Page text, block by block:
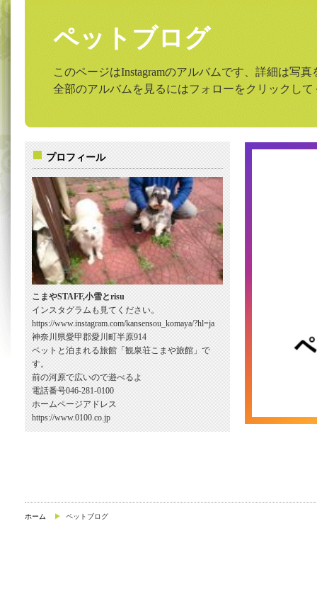
ペットブログ
このページはInstagramのアルバムです、詳細は写
全部のアルバムを見るにはフォローをクリックして
プロフィール
こまやSTAFF,小雪とrisu
インスタグラムも見てください。
https://www.instagram.com/kansensou_komaya/?hl=ja
神奈川県愛甲郡愛川町半原914
ペットと泊まれる旅館「観泉荘こまや旅館」で
す。
前の河原で広いので遊べるよ
電話番号046-281-0100
ホームページアドレス
https://www.0100.co.jp
ホーム ペットブログ